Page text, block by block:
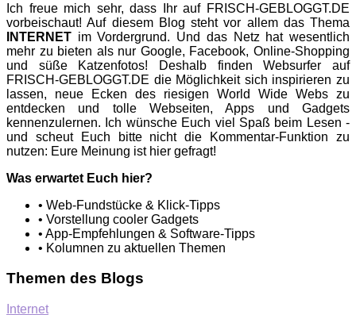
Ich freue mich sehr, dass Ihr auf FRISCH-GEBLOGGT.DE
vorbeischaut! Auf diesem Blog steht vor allem das Thema
INTERNET im Vordergrund. Und das Netz hat wesentlich
mehr zu bieten als nur Google, Facebook, Online-Shopping
und süße Katzenfotos! Deshalb finden Websurfer auf
FRISCH-GEBLOGGT.DE die Möglichkeit sich inspirieren zu
lassen, neue Ecken des riesigen World Wide Webs zu
entdecken und tolle Webseiten, Apps und Gadgets
kennenzulernen. Ich wünsche Euch viel Spaß beim Lesen -
und scheut Euch bitte nicht die Kommentar-Funktion zu
nutzen: Eure Meinung ist hier gefragt!
Was erwartet Euch hier?
• Web-Fundstücke & Klick-Tipps
• Vorstellung cooler Gadgets
• App-Empfehlungen & Software-Tipps
• Kolumnen zu aktuellen Themen
Themen des Blogs
Internet